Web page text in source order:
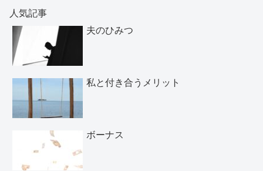
人気記事
夫のひみつ
私と付き合うメリット
ボーナス